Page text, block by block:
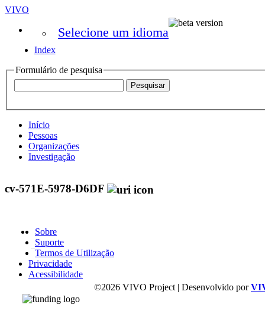
VIVO
Selecione um idioma
Index
Formulário de pesquisa
Início
Pessoas
Organizações
Investigação
cv-571E-5978-D6DF
Sobre
Suporte
Termos de Utilização
Privacidade
Acessibilidade
©2026 VIVO Project | Desenvolvido por